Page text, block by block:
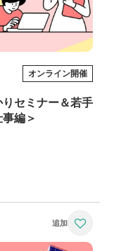
オンライン開催
セミナー＆若手
編＞